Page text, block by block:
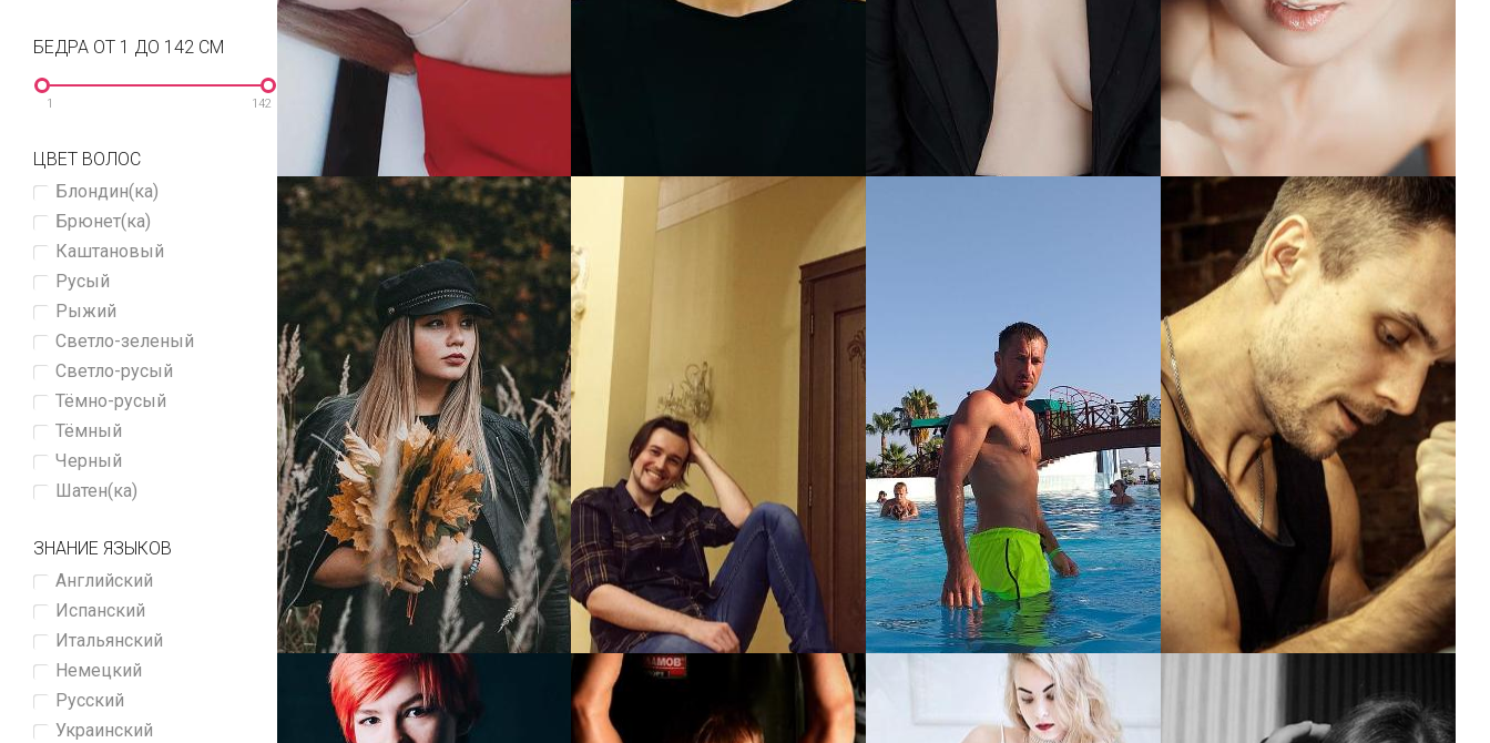
БЕДРА ОТ 1 ДО 142 СМ
1 142
ЦВЕТ ВОЛОС
Блондин(ка)
Брюнет(ка)
Каштановый
Русый
Рыжий
Светло-зеленый
Светло-русый
Тёмно-русый
Тёмный
Черный
Шатен(ка)
ЗНАНИЕ ЯЗЫКОВ
Английский
Испанский
Итальянский
Немецкий
Русский
Украинский